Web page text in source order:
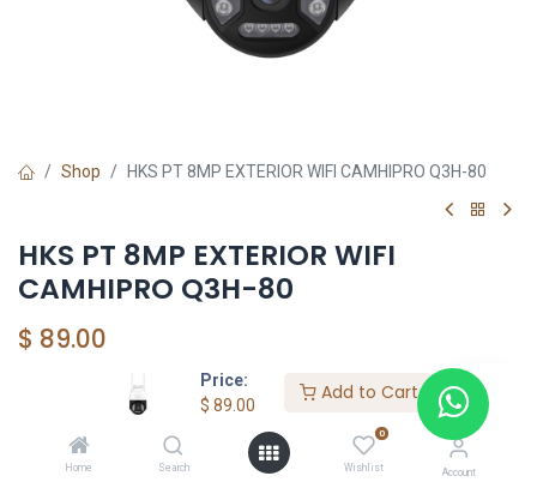
Price:
$ 89.00
Add to Cart
Home Search
0
Wishlist Account
Shop HKS PT 8MP EXTERIOR WIFI CAMHIPRO Q3H-80
HKS PT 8MP EXTERIOR WIFI
CAMHIPRO Q3H-80
$ 89.00
Add to Cart
Agregar a la lista de deseos